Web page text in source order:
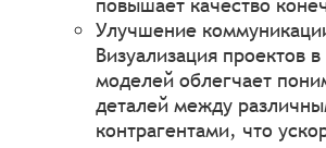
повышает качество
Улучшение
Визуализация проектов
моделей облегчает
деталей между
контрагентами, что